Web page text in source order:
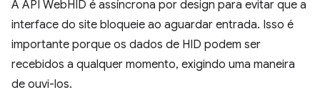
A API WebHID é assíncrona por design para evitar que a
interface do site bloqueie ao aguardar entrada. Isso é
importante porque os dados de HID podem ser
recebidos a qualquer momento, exigindo uma maneira
de ouvi-los.